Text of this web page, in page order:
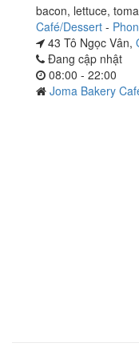
bacon, lettuce,
Café/Dessert -
43 Tô Ngọc Vân,
Đang cập nhật
08:00 - 22:00
Joma Bakery